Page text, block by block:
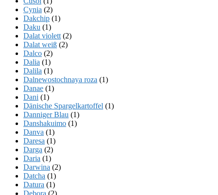
Cynia (2)
Dakchip (1)
Daku (1)
Dalat violett (2)
Dalat weiß (2)
Dalco (2)
Dalia (1)
Dalila (1)
Dalnewostochnaya roza (1)
Danae (1)
Dani (1)
Dänische Spargelkartoffel (1)
Danniger Blau (1)
Danshakuimo (1)
Danva (1)
Daresa (1)
Darga (2)
Daria (1)
Darwina (2)
Datcha (1)
Datura (1)
Debora (2)